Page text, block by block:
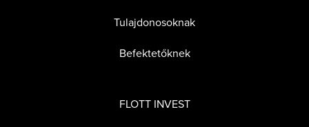
Tulajdonosoknak
Befektetőknek
FLOTT INVEST